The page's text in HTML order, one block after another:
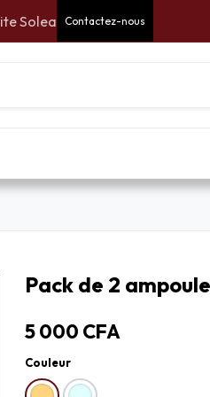
Solea Contactez-nous
Pack de 2
5 000 CFA
Couleur